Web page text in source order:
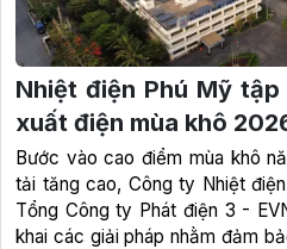
Nhiệt điện Phú Mỹ
xuất điện mùa khô
Bước vào cao điểm mùa khô
tải tăng cao, Công ty Nhiệt
Tổng Công ty Phát điện 3 -
khai các giải pháp nhằm đảm